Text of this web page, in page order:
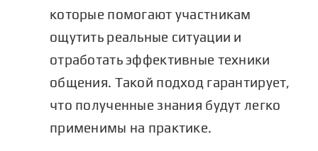
которые помогают участникам
ощутить реальные ситуации и
отработать эффективные техники
общения. Такой подход гарантирует,
что полученные знания будут легко
применимы на практике.